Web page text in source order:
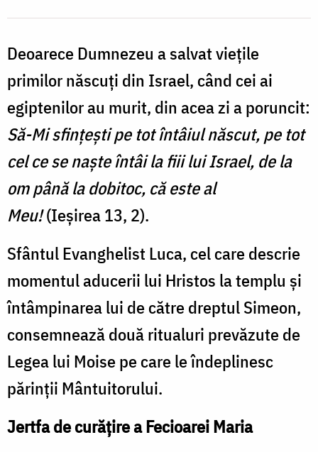
Tudorel
Deoarece Dumnezeu a salvat viețile
primilor născuți din Israel, când cei ai
egiptenilor au murit, din acea zi a poruncit:
Să-Mi sfinţeşti pe tot întâiul născut, pe tot
cel ce se naşte întâi la fiii lui Israel, de la
om până la dobitoc, că este al
Meu!(Ieșirea 13, 2).
Sfântul Evanghelist Luca, cel care descrie
momentul aducerii lui Hristos la templu și
întâmpinarea lui de către dreptul Simeon,
consemnează două ritualuri prevăzute de
Legea lui Moise pe care le îndeplinesc
părinții Mântuitorului.
Jertfa de curățire a Fecioarei Maria